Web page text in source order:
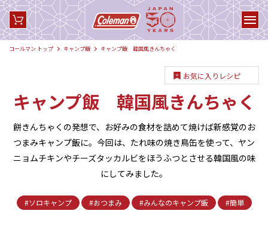
コールマン トップ キャンプ飯 キャンプ飯 韓国風きんちゃく
お気に入りレシピ
キャンプ飯 韓国風きんちゃく
餅きんちゃくの発想で、お好みの食材を詰めて焼けば新感覚のお
つまみキャンプ飯に。今回は、たれ味の焼き鳥缶を使って、ヤン
ニョムチキンやチーズタッカルビをほうふつとさせる韓国風の味
にしてみました。
#ソロキャンプ #おつまみ #みんなのキャンプ飯 #簡単